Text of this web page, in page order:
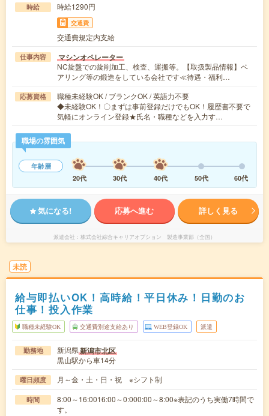
時給 時給1290円
交通費
交通費規定内支給
仕事内容 マシンオペレーター
NC旋盤での旋削加工、検査、運搬等。【取扱製品情報】ベ
アリング等の鍛造をしている会社です≪待遇・福利…
応募資格
職種未経験OK / ブランクOK / 英語力不要
◆未経験OK！〇まずは事前登録だけでもOK！履歴書不要で
気軽にオンライン登録★氏名・職種などを入力す…
職場の雰囲気
年齢層
20代
30代 40代 50代 60代
気になる! 応募へ進む 詳しく見る
派遣会社 株式会社綜合キャリアオプション 製造事業部（全国）
未読
給与即払いOK！高時給！平日休み！日勤のお
仕事！投入作業
職種未経験OK 交通費別途支給あり WEB登録OK 派遣
勤務地 新潟県新潟市北区
黒山駅から車14分
曜日頻度 月～金・土・日・祝 ※シフト制
時間
8:00～16:0016:00～0:000:00～8:00※表記のうち実働7時間で
す。